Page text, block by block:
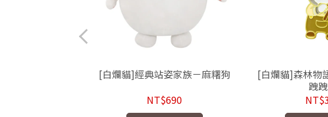
[白爛貓]經典站姿家族－麻糬狗
NT$690
[白爛貓]森林物
跩